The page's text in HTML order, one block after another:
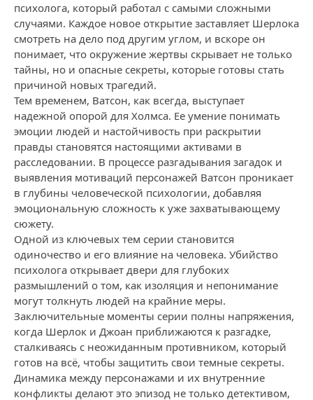
психолога, который работал с самыми сложными
случаями. Каждое новое открытие заставляет Шерлока
смотреть на дело под другим углом, и вскоре он
понимает, что окружение жертвы скрывает не только
тайны, но и опасные секреты, которые готовы стать
причиной новых трагедий.
Тем временем, Ватсон, как всегда, выступает
надежной опорой для Холмса. Ее умение понимать
эмоции людей и настойчивость при раскрытии
правды становятся настоящими активами в
расследовании. В процессе разгадывания загадок и
выявления мотиваций персонажей Ватсон проникает
в глубины человеческой психологии, добавляя
эмоциональную сложность к уже захватывающему
сюжету.
Одной из ключевых тем серии становится
одиночество и его влияние на человека. Убийство
психолога открывает двери для глубоких
размышлений о том, как изоляция и непонимание
могут толкнуть людей на крайние меры.
Заключительные моменты серии полны напряжения,
когда Шерлок и Джоан приближаются к разгадке,
сталкиваясь с неожиданным противником, который
готов на всё, чтобы защитить свои темные секреты.
Динамика между персонажами и их внутренние
конфликты делают это эпизод не только детективом,